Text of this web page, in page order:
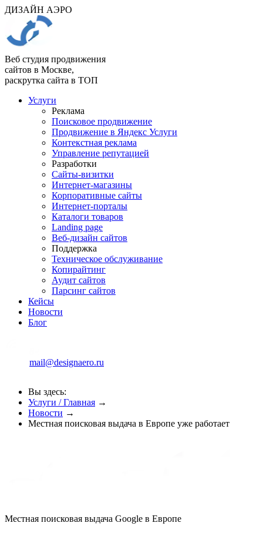
ДИЗАЙН АЭРО
Веб студия продвижения
сайтов в Москве,
раскрутка сайта в ТОП
Услуги
Реклама
Поисковое продвижение
Продвижение в Яндекс Услуги
Контекстная реклама
Управление репутацией
Разработки
Сайты-визитки
Интернет-магазины
Корпоративные сайты
Интернет-порталы
Каталоги товаров
Landing page
Веб-дизайн сайтов
Поддержка
Техническое обслуживание
Копирайтинг
Аудит сайтов
Парсинг сайтов
Кейсы
Новости
Блог
mail@designaero.ru
Вы здесь:
Услуги / Главная →
Новости →
Местная поисковая выдача в Европе уже работает
Местная поисковая выдача Google в Европе